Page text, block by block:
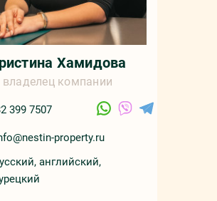
Хамидова
владелец компании
399 7507
property.ru
английский,